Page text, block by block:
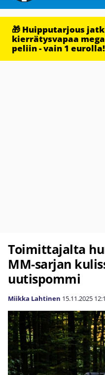
🎁 Huipputarjous
kierrätysvapaa
peliin - vain 1 eurolla!
Toimittajalta
MM-sarjan
uutispommi
Miikka Lahtinen 15.11.2025